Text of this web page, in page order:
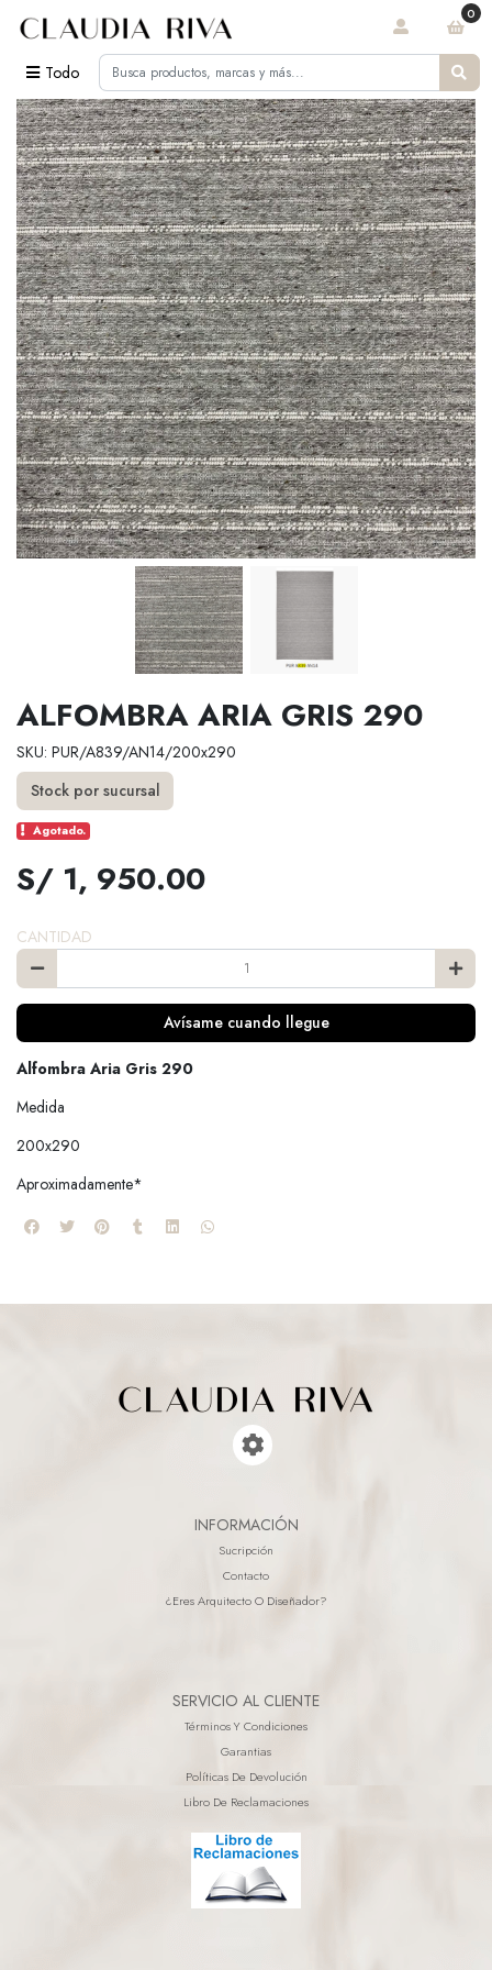
Todo
0
ALFOMBRA ARIA GRIS 290
SKU: PUR/A839/AN14/200x290
Stock por sucursal
Agotado.
S/ 1, 950.00
CANTIDAD
Avísame cuando llegue
Alfombra Aria Gris 290
Medida
200x290
Aproximadamente*
INFORMACIÓN
Sucripción
Contacto
¿eres Arquitecto O Diseñador?
SERVICIO AL CLIENTE
Términos Y Condiciones
Garantias
Políticas De Devolución
Libro De Reclamaciones